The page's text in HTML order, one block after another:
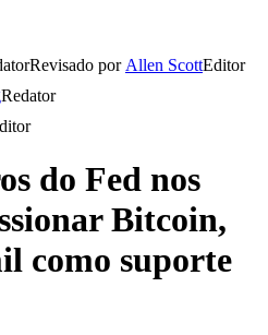
Revisado por Allen ScottEditor
Redator
do Fed nos
Bitcoin,
como suporte